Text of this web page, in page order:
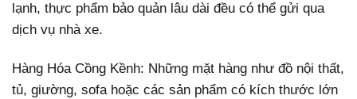
lạnh, thực phẩm bảo quản lâu dài đều có thể gửi qua
dịch vụ nhà xe.
Hàng Hóa Cồng Kềnh: Những mặt hàng như đồ nội thất,
tủ, giường, sofa hoặc các sản phẩm có kích thước lớn